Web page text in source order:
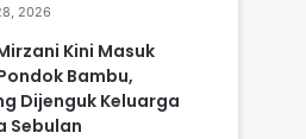
2026
Kini Masuk
Bambu,
Dijenguk Keluarga
Sebulan